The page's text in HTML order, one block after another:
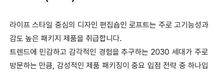
라이프 스타일 중심의 디자인 편집숍인 로프트는 주로 고기능성과
감도 높은 패키지 제품을 취급합니다.
트렌드에 민감하고 감각적인 경험을 추구하는 2030 세대가 주로
방문하는 만큼, 감성적인 제품 패키징이 중요 입점 전략 중 하나입